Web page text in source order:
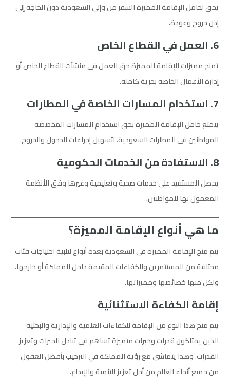
يحق لحامل الإقامة المميزة السفر من وإلى السعودية دون الحاجة إلى
إذن خروج وعودة.
6. العمل في القطاع الخاص
تمنح مميزات الإقامة المميزة حق العمل في منشآت القطاع الخاص أو
إدارة الأعمال الخاصة بحرية كاملة.
7. استخدام المسارات الخاصة في المطارات
يتمتع حامل الإقامة المميزة بحق استخدام المسارات المخصصة
للمواطنين في المطارات السعودية، لتسهيل إجراءات الدخول والخروج.
8. الاستفادة من الخدمات الحكومية
يحصل المستفيد على خدمات صحية وتعليمية وغيرها وفق الأنظمة
المعمول بها للمواطنين.
ما هي أنواع الإقامة المميزة؟
يتم منح الإقامة المميزة في السعودية بعدة أنواع لتلبية احتياجات فئات
مختلفة من المستثمرين والكفاءات المقيمة داخل المملكة أو خارجها،
ولكل منها خصائصها ومميزاتها.
إقامة الكفاءة الاستثنائية
يتم منح هذا النوع من الإقامة للكفاءات العلمية والإدارية والبحثية
الذين يمتلكون قدرات وخبرات متميزة تساهم في تبادل الخبرات وتعزيز
القدرات. وهذا يتماشى مع رؤية المملكة في الترحيب بأفضل العقول
من جميع أنحاء العالم من أجل تعزيز التنمية والإبداع.